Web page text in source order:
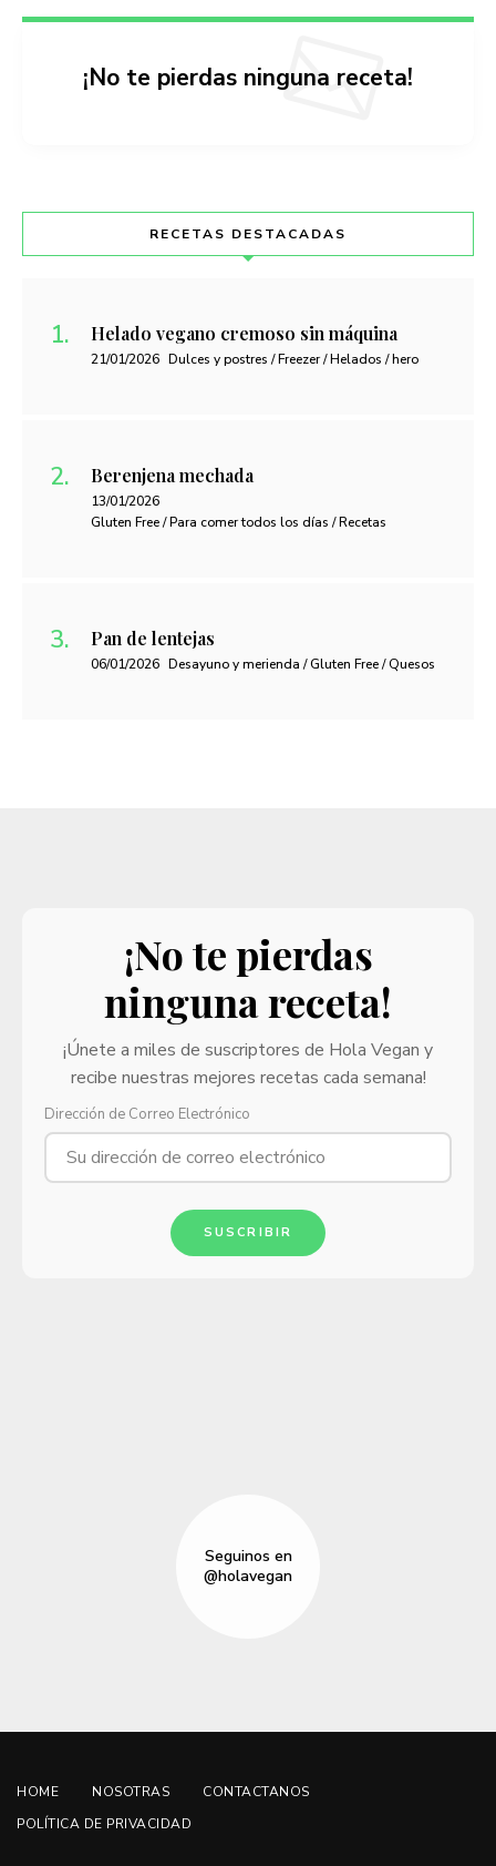
¡No te pierdas ninguna receta!
RECETAS DESTACADAS
Helado vegano cremoso sin máquina
21/01/2026 Dulces y postres / Freezer / Helados / hero
Berenjena mechada
13/01/2026
Gluten Free / Para comer todos los días / Recetas
Pan de lentejas
06/01/2026 Desayuno y merienda / Gluten Free / Quesos
¡No te pierdas
ninguna receta!
¡Únete a miles de suscriptores de Hola Vegan y
recibe nuestras mejores recetas cada semana!
Dirección de Correo Electrónico
SUSCRIBIR
Seguinos en
@holavegan
HOME NOSOTRAS
CONTACTANOS
POLÍTICA DE PRIVACIDAD